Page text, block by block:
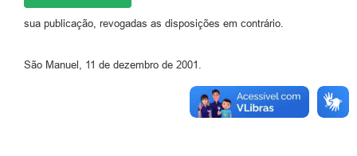
sua publicação, revogadas as disposições em contrário.
São Manuel, 11 de dezembro de 2001.